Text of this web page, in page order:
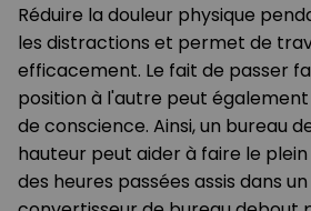
Réduire la douleur physique
les distractions et permet de
efficacement. Le fait de passer
position à l'autre peut
de conscience. Ainsi, un bureau
hauteur peut aider à faire le
des heures passées assis dans